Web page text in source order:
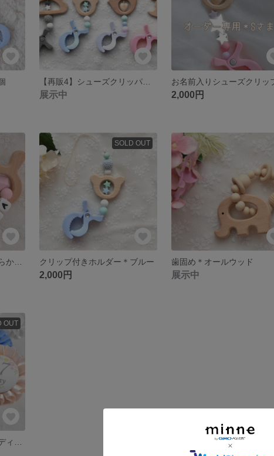
【再販4】シューズクリッパー＊オーダー
展示中
お名前入りシューズクリッ
2,000円
SOLD OUT
クリップ付きホルダー＊ブルー
2,000円
歯固め＊オールウッド
展示中
OUT